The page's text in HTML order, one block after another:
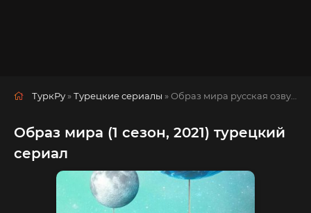
ТуркРу »Турецкие сериалы » Образ мира русская озвучка смотреть полностью онлайн!
Образ мира (1 сезон, 2021) турецкий
сериал